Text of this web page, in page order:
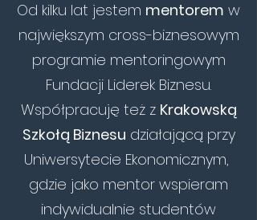
Od kilku lat jestem mentorem w
największym cross-biznesowym
programie mentoringowym
Fundacji Liderek Biznesu.
Współpracuję też z Krakowską
Szkołą Biznesu działającą przy
Uniwersytecie Ekonomicznym,
gdzie jako mentor wspieram
indywidualnie studentów